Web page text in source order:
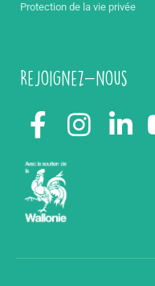
Protection de la vie privée
Rejoignez-nous